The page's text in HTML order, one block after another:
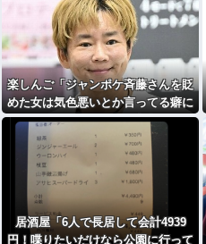
楽しんご「ジャンポケ斉藤さんを貶
めた女は気色悪いとか言ってる癖に
フ●ラするとか口だけは素直なんだ
な！週刊誌から金もらってるだろ」
居酒屋「6人で長居して会計4939
円！喋りたいだけなら公園に行って